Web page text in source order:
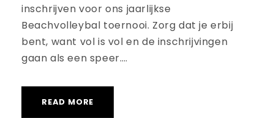
inschrijven voor ons jaarlijkse
Beachvolleybal toernooi. Zorg dat je erbij
bent, want vol is vol en de inschrijvingen
gaan als een speer….
READ MORE